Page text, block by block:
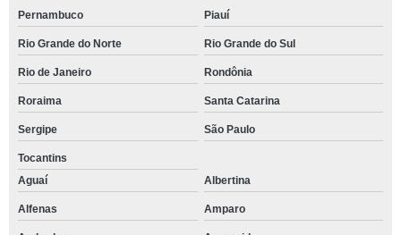
Pernambuco Piauí
Rio Grande do Norte Rio Grande do Sul
Rio de Janeiro Rondônia
Roraima Santa Catarina
Sergipe São Paulo
Tocantins
Aguaí
Albertina
Alfenas Amparo